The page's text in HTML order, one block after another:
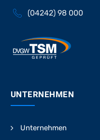
(04242) 98 000
UNTERNEHMEN
Unternehmen